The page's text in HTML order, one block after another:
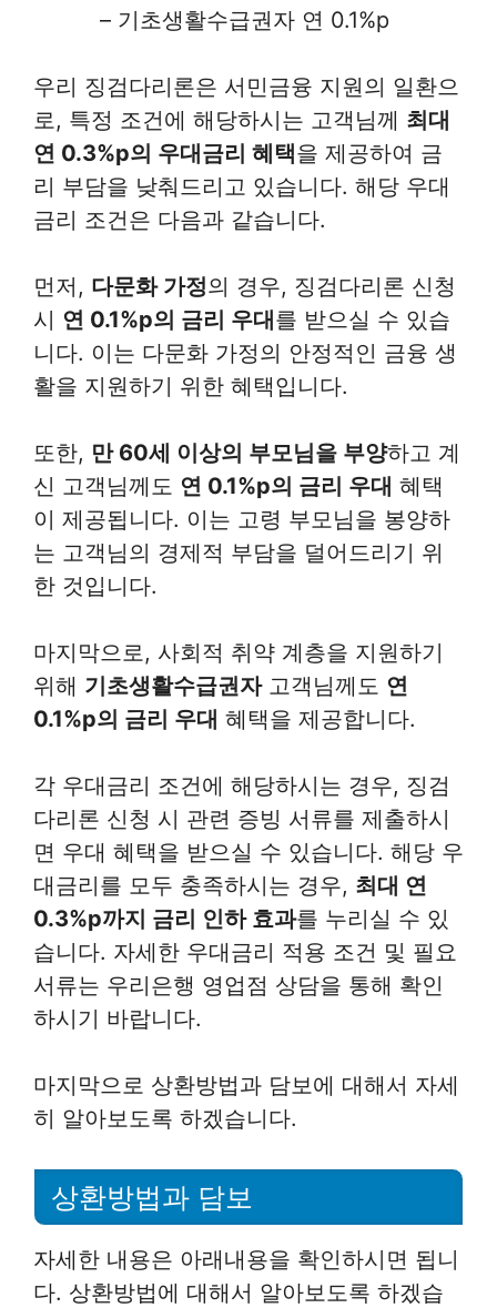
– 기초생활수급권자 연 0.1%p
우리 징검다리론은 서민금융 지원의 일환으
로, 특정 조건에 해당하시는 고객님께 최대
연 0.3%p의 우대금리 혜택을 제공하여 금
리 부담을 낮춰드리고 있습니다. 해당 우대
금리 조건은 다음과 같습니다.
먼저, 다문화 가정의 경우, 징검다리론 신청
시 연 0.1%p의 금리 우대를 받으실 수 있습
니다. 이는 다문화 가정의 안정적인 금융 생
활을 지원하기 위한 혜택입니다.
또한, 만 60세 이상의 부모님을 부양하고 계
신 고객님께도 연 0.1%p의 금리 우대 혜택
이 제공됩니다. 이는 고령 부모님을 봉양하
는 고객님의 경제적 부담을 덜어드리기 위
한 것입니다.
마지막으로, 사회적 취약 계층을 지원하기
위해 기초생활수급권자고객님께도 연
0.1%p의 금리 우대 혜택을 제공합니다.
각 우대금리 조건에 해당하시는 경우, 징검
다리론 신청 시 관련 증빙 서류를 제출하시
면 우대 혜택을 받으실 수 있습니다. 해당 우
대금리를 모두 충족하시는 경우, 최대 연
0.3%p까지 금리 인하 효과를 누리실 수 있
습니다. 자세한 우대금리 적용 조건 및 필요
서류는 우리은행 영업점 상담을 통해 확인
하시기 바랍니다.
마지막으로 상환방법과 담보에 대해서 자세
히 알아보도록 하겠습니다.
상환방법과 담보
자세한 내용은 아래내용을 확인하시면 됩니
다. 상환방법에 대해서 알아보도록 하겠습